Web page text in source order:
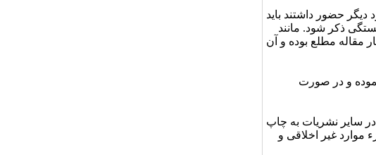
دیگر حضور داشتند باید
ذکر شود. مانند
مقاله مطلع بوده و آن
نموده و در صورت
در سایر نشریات به چاپ
موارد غیر اخلاقی و